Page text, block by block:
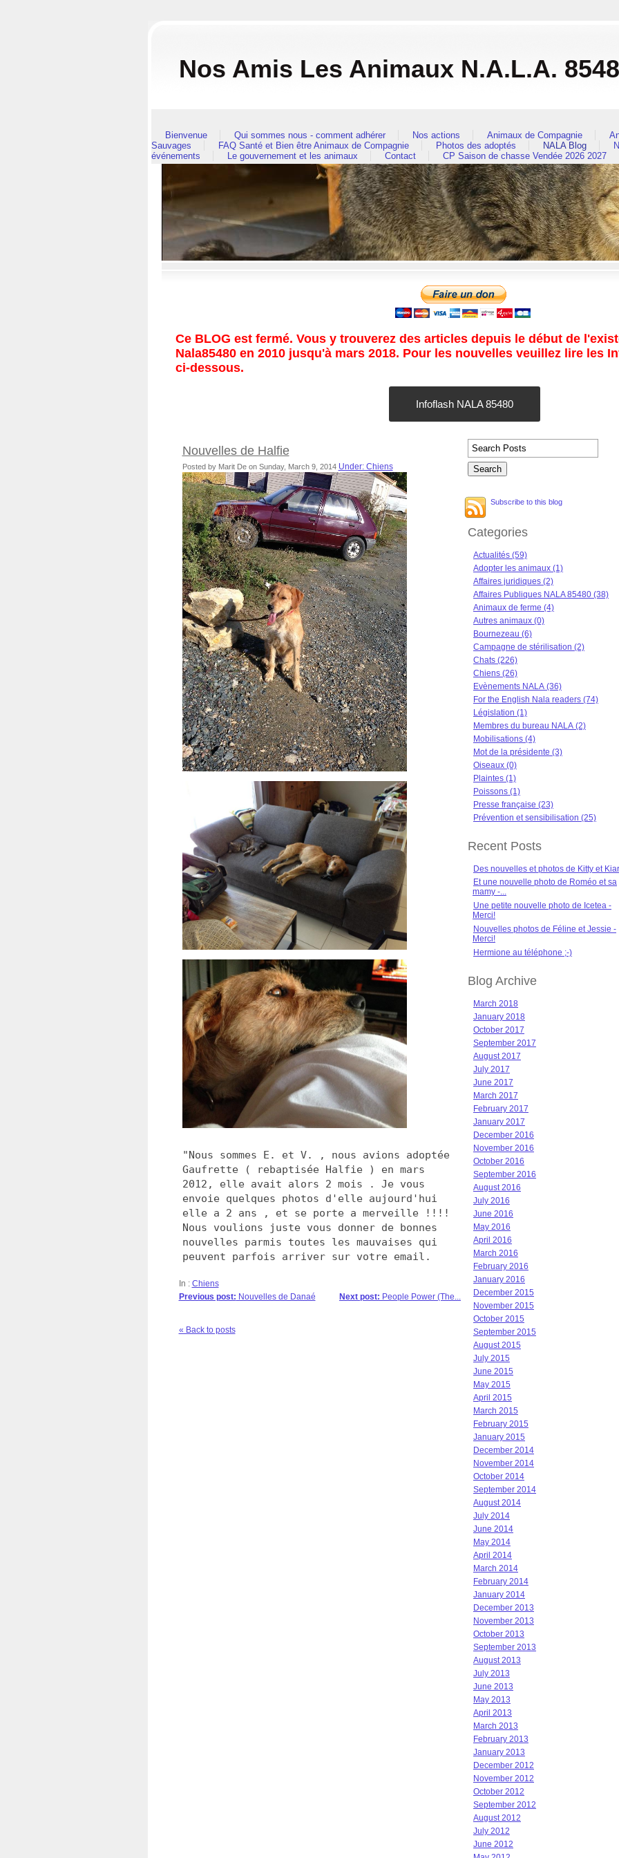
Nos Amis Les Animaux N.A.L.A.
Bienvenue Qui sommes nous - comment adhérer Nos actions Animaux de Compagnie
Sauvages
FAQ Santé et Bien être Animaux de Compagnie Photos des adoptés NALA Blog
événements
Le gouvernement et les animaux Contact CP Saison de chasse Vendée 2026 2027
Ce BLOG est fermé. Vous y trouverez des articles depuis le début de
Nala85480 en 2010 jusqu'à mars 2018. Pour les nouvelles veuillez lire les
ci-dessous.
Infoflash NALA 85480
Nouvelles de Halfie
Posted by Marit De on Sunday, March 9, 2014 Under: Chiens
"Nous sommes E. et V. , nous avions adoptée
Gaufrette ( rebaptisée Halfie ) en mars
2012, elle avait alors 2 mois . Je vous
envoie quelques photos d'elle aujourd'hui
elle a 2 ans , et se porte a merveille !!!!
Nous voulions juste vous donner de bonnes
nouvelles parmis toutes les mauvaises qui
peuvent parfois arriver sur votre email.
In : Chiens
Next post: People Power (The...
Previous post: Nouvelles de Danaé
« Back to posts
Subscribe to this blog
Categories
Actualités (59)
Adopter les animaux (1)
Affaires juridiques (2)
Affaires Publiques NALA 85480 (38)
Animaux de ferme (4)
Autres animaux (0)
Bournezeau (6)
Campagne de stérilisation (2)
Chats (226)
Chiens (26)
Evènements NALA (36)
For the English Nala readers (74)
Législation (1)
Membres du bureau NALA (2)
Mobilisations (4)
Mot de la présidente (3)
Oiseaux (0)
Plaintes (1)
Poissons (1)
Presse française (23)
Prévention et sensibilisation (25)
Recent Posts
Des nouvelles et photos de Kitty et
Et une nouvelle photo de Roméo et sa
mamy -...
Une petite nouvelle photo de Icetea -
Merci!
Nouvelles photos de Féline et Jessie -
Merci!
Hermione au téléphone ;-)
Blog Archive
March 2018
January 2018
October 2017
September 2017
August 2017
July 2017
June 2017
March 2017
February 2017
January 2017
December 2016
November 2016
October 2016
September 2016
August 2016
July 2016
June 2016
May 2016
April 2016
March 2016
February 2016
January 2016
December 2015
November 2015
October 2015
September 2015
August 2015
July 2015
June 2015
May 2015
April 2015
March 2015
February 2015
January 2015
December 2014
November 2014
October 2014
September 2014
August 2014
July 2014
June 2014
May 2014
April 2014
March 2014
February 2014
January 2014
December 2013
November 2013
October 2013
September 2013
August 2013
July 2013
June 2013
May 2013
April 2013
March 2013
February 2013
January 2013
December 2012
November 2012
October 2012
September 2012
August 2012
July 2012
June 2012